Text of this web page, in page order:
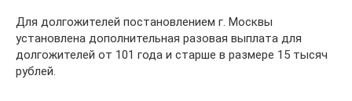
Для долгожителей постановлением г. Москвы
установлена дополнительная разовая выплата для
долгожителей от 101 года и старше в размере 15 тысяч
рублей.